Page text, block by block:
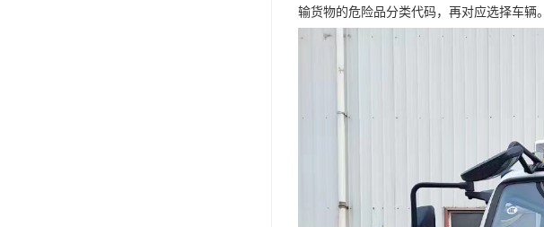
输货物的危险品分类代码，再对应选择车辆。​